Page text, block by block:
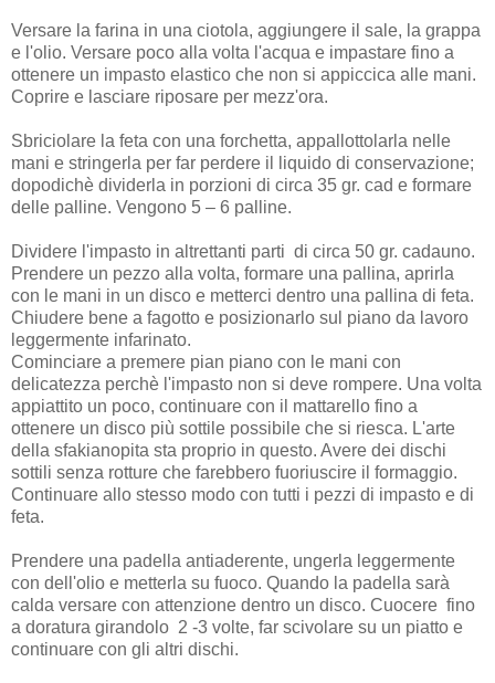
Versare la farina in una ciotola, aggiungere il sale, la grappa
e l'olio. Versare poco alla volta l'acqua e impastare fino a
ottenere un impasto elastico che non si appiccica alle mani.
Coprire e lasciare riposare per mezz'ora.
Sbriciolare la feta con una forchetta, appallottolarla nelle
mani e stringerla per far perdere il liquido di conservazione;
dopodichè dividerla in porzioni di circa 35 gr. cad e formare
delle palline. Vengono 5 – 6 palline.
Dividere l'impasto in altrettanti parti di circa 50 gr. cadauno.
Prendere un pezzo alla volta, formare una pallina, aprirla
con le mani in un disco e metterci dentro una pallina di feta.
Chiudere bene a fagotto e posizionarlo sul piano da lavoro
leggermente infarinato.
Cominciare a premere pian piano con le mani con
delicatezza perchè l'impasto non si deve rompere. Una volta
appiattito un poco, continuare con il mattarello fino a
ottenere un disco più sottile possibile che si riesca. L'arte
della sfakianopita sta proprio in questo. Avere dei dischi
sottili senza rotture che farebbero fuoriuscire il formaggio.
Continuare allo stesso modo con tutti i pezzi di impasto e di
feta.
Prendere una padella antiaderente, ungerla leggermente
con dell'olio e metterla su fuoco. Quando la padella sarà
calda versare con attenzione dentro un disco. Cuocere fino
a doratura girandolo 2 -3 volte, far scivolare su un piatto e
continuare con gli altri dischi.